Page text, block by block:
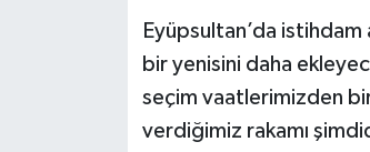
Eyüpsultan’da istihdam
bir yenisini daha
seçim vaatlerimizden
verdiğimiz rakamı